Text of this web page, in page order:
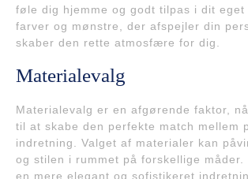
føle dig hjemme og godt tilpas i dit
farver og mønstre, der afspejler din
skaber den rette atmosfære for dig.
Materialevalg
Materialevalg er en afgørende faktor,
til at skabe den perfekte match mellem
indretning. Valget af materialer kan
og stilen i rummet på forskellige måder.
en mere elegant og sofistikeret